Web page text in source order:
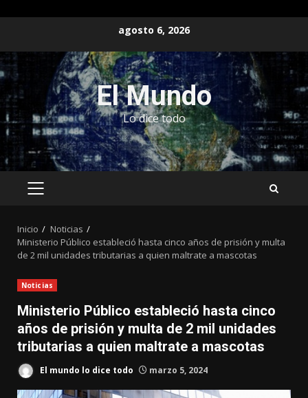
contenido
agosto 6, 2026
El Mundo
Lo dice todo
MENÚ
Inicio
Noticias
Ministerio Público estableció hasta cinco años de prisión y multa
de 2 mil unidades tributarias a quien maltrate a mascotas
Noticias
Ministerio Público estableció hasta cinco
años de prisión y multa de 2 mil unidades
tributarias a quien maltrate a mascotas
El mundo lo dice todo marzo 5, 2024